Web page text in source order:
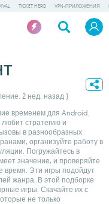
TICKET HERO VPN-ПРИЛОЖЕНИЯ
2 нед. назад )
временем для Android.
стратегию и
в разнообразных
организуйте работу в
Погружайтесь в
значение, и проверяйте
время. Эти игры подойдут
жанра. В этой подборке
игры. Скачайте их с
не только